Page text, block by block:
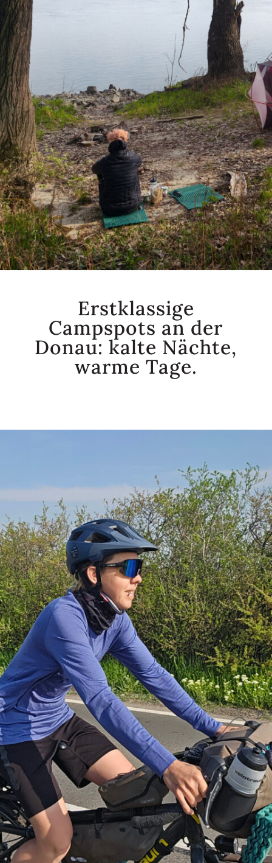
Erstklassige
Campspots an der
Donau: kalte Nächte,
warme Tage.